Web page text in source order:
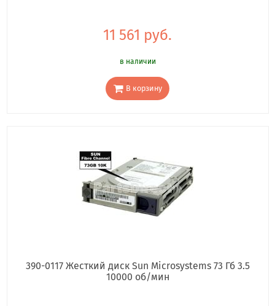
11 561 руб.
в наличии
В корзину
390-0117 Жесткий диск Sun Microsystems 73 Гб 3.5
10000 об/мин